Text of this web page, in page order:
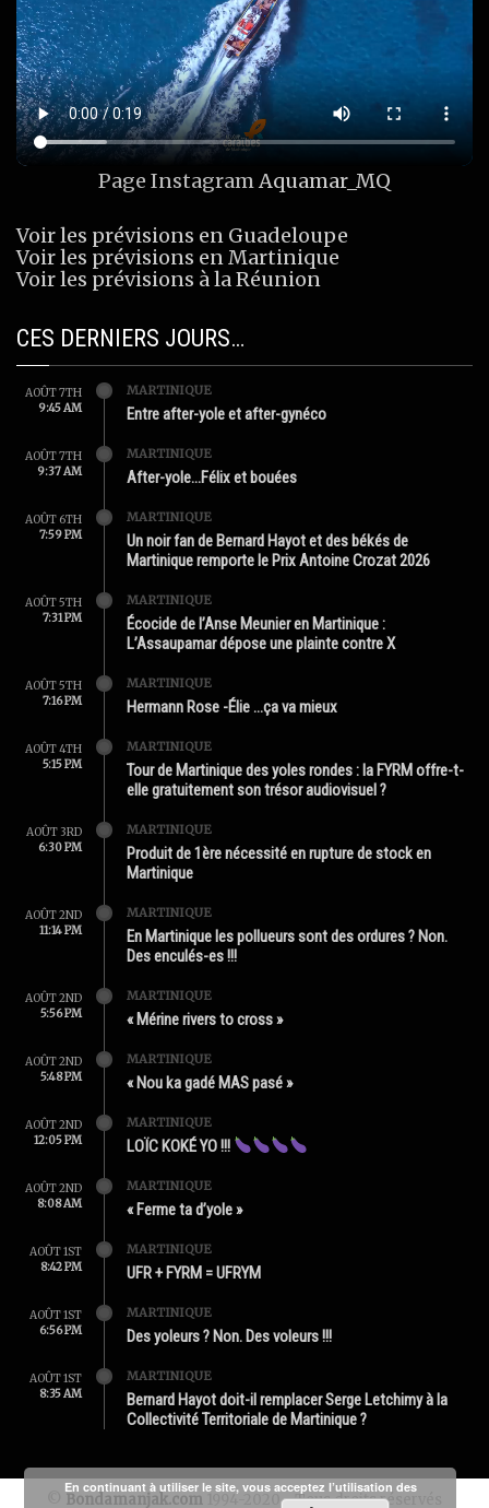
Page InstagramAquamar_MQ
Voir les prévisions en Guadeloupe
Voir les prévisions en Martinique
Voir les prévisions à la Réunion
CES DERNIERS JOURS…
AOÛT 7TH
9:45 AM
MARTINIQUE
Entre after-yole et after-gynéco
AOÛT 7TH
9:37 AM
MARTINIQUE
After-yole…Félix et bouées
AOÛT 6TH
7:59 PM
MARTINIQUE
Un noir fan de Bernard Hayot et des békés de
Martinique remporte le Prix Antoine Crozat 2026
AOÛT 5TH
7:31 PM
MARTINIQUE
Écocide de l’Anse Meunier en Martinique :
L’Assaupamar dépose une plainte contre X
AOÛT 5TH
7:16 PM
MARTINIQUE
Hermann Rose -Élie …ça va mieux
AOÛT 4TH
5:15 PM
MARTINIQUE
Tour de Martinique des yoles rondes : la FYRM offre-t-
elle gratuitement son trésor audiovisuel ?
AOÛT 3RD
6:30 PM
MARTINIQUE
Produit de 1ère nécessité en rupture de stock en
Martinique
AOÛT 2ND
11:14 PM
MARTINIQUE
En Martinique les pollueurs sont des ordures ? Non.
Des enculés-es !!!
AOÛT 2ND
5:56 PM
MARTINIQUE
« Mérine rivers to cross »
AOÛT 2ND
5:48 PM
MARTINIQUE
« Nou ka gadé MAS pasé »
AOÛT 2ND
12:05 PM
MARTINIQUE
LOÏC KOKÉ YO !!!
AOÛT 2ND
8:08 AM
MARTINIQUE
« Ferme ta d’yole »
AOÛT 1ST
8:42 PM
MARTINIQUE
UFR + FYRM = UFRYM
AOÛT 1ST
6:56 PM
MARTINIQUE
Des yoleurs ? Non. Des voleurs !!!
AOÛT 1ST
8:35 AM
MARTINIQUE
Bernard Hayot doit-il remplacer Serge Letchimy à la
Collectivité Territoriale de Martinique ?
Bondamanjak.com 1994-2020 - Tous droits réservés
En continuant à utiliser le site, vous acceptez l’utilisation des